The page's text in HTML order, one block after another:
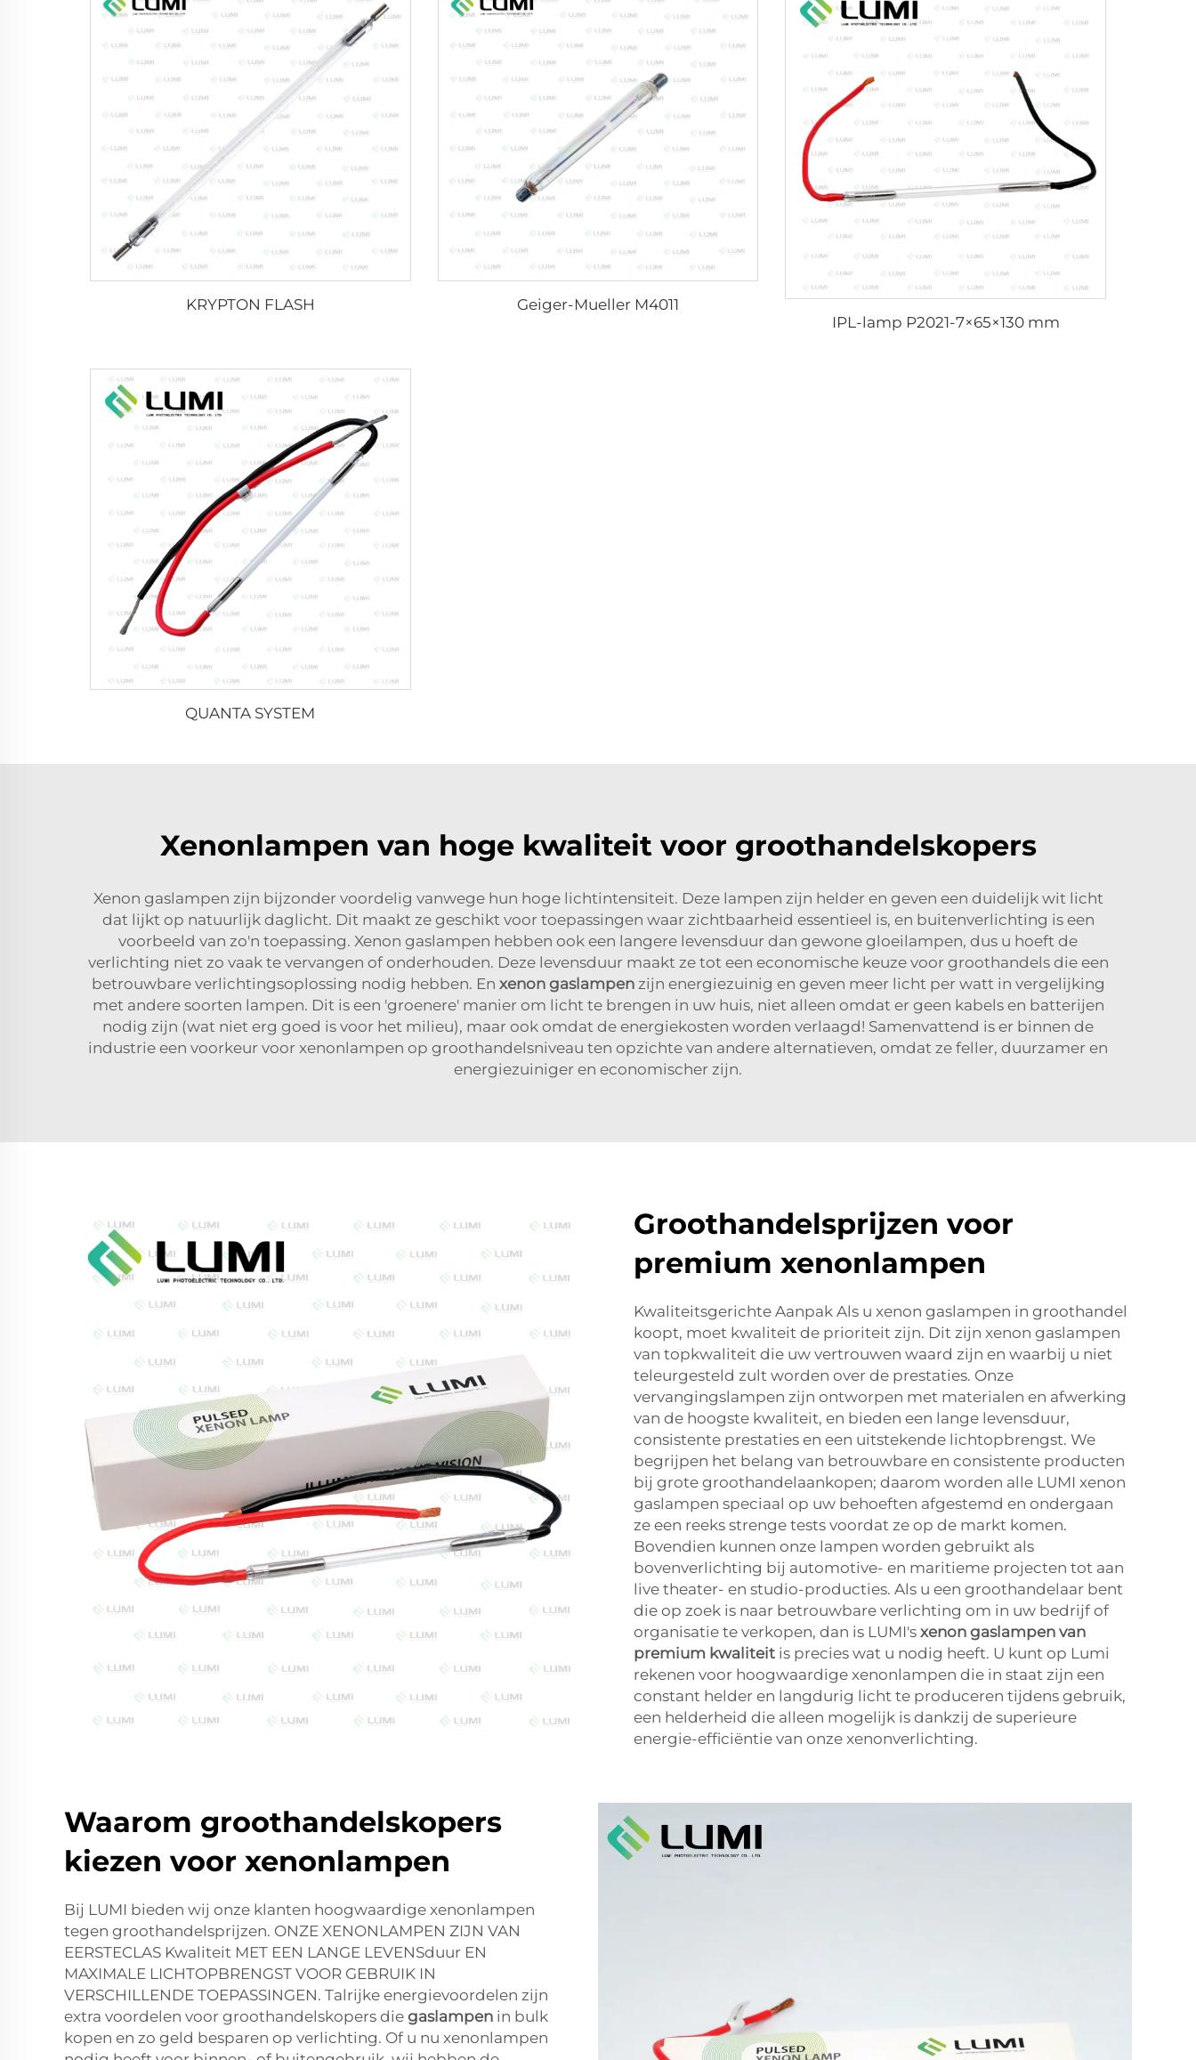
KRYPTON FLASH
Geiger-Mueller M4011
IPL-lamp P2021-7×65×130 mm
QUANTA SYSTEM
Xenonlampen van hoge kwaliteit voor groothandelskopers
Xenon gaslampen zijn bijzonder voordelig vanwege hun hoge lichtintensiteit. Deze lampen zijn helder en geven een duidelijk wit licht
dat lijkt op natuurlijk daglicht. Dit maakt ze geschikt voor toepassingen waar zichtbaarheid essentieel is, en buitenverlichting is een
voorbeeld van zo'n toepassing. Xenon gaslampen hebben ook een langere levensduur dan gewone gloeilampen, dus u hoeft de
verlichting niet zo vaak te vervangen of onderhouden. Deze levensduur maakt ze tot een economische keuze voor groothandels die een
betrouwbare verlichtingsoplossing nodig hebben. En xenon gaslampen zijn energiezuinig en geven meer licht per watt in vergelijking
met andere soorten lampen. Dit is een 'groenere' manier om licht te brengen in uw huis, niet alleen omdat er geen kabels en batterijen
nodig zijn (wat niet erg goed is voor het milieu), maar ook omdat de energiekosten worden verlaagd! Samenvattend is er binnen de
industrie een voorkeur voor xenonlampen op groothandelsniveau ten opzichte van andere alternatieven, omdat ze feller, duurzamer en
energiezuiniger en economischer zijn.
Groothandelsprijzen voor
premium xenonlampen
Kwaliteitsgerichte Aanpak Als u xenon gaslampen in groothandel
koopt, moet kwaliteit de prioriteit zijn. Dit zijn xenon gaslampen
van topkwaliteit die uw vertrouwen waard zijn en waarbij u niet
teleurgesteld zult worden over de prestaties. Onze
vervangingslampen zijn ontworpen met materialen en afwerking
van de hoogste kwaliteit, en bieden een lange levensduur,
consistente prestaties en een uitstekende lichtopbrengst. We
begrijpen het belang van betrouwbare en consistente producten
bij grote groothandelaankopen; daarom worden alle LUMI xenon
gaslampen speciaal op uw behoeften afgestemd en ondergaan
ze een reeks strenge tests voordat ze op de markt komen.
Bovendien kunnen onze lampen worden gebruikt als
bovenverlichting bij automotive- en maritieme projecten tot aan
live theater- en studio-producties. Als u een groothandelaar bent
die op zoek is naar betrouwbare verlichting om in uw bedrijf of
organisatie te verkopen, dan is LUMI's xenon gaslampen van
premium kwaliteit is precies wat u nodig heeft. U kunt op Lumi
rekenen voor hoogwaardige xenonlampen die in staat zijn een
constant helder en langdurig licht te produceren tijdens gebruik,
een helderheid die alleen mogelijk is dankzij de superieure
energie-efficiëntie van onze xenonverlichting.
Waarom groothandelskopers
kiezen voor xenonlampen
Bij LUMI bieden wij onze klanten hoogwaardige xenonlampen
tegen groothandelsprijzen. ONZE XENONLAMPEN ZIJN VAN
EERSTECLAS Kwaliteit MET EEN LANGE LEVENSduur EN
MAXIMALE LICHTOPBRENGST VOOR GEBRUIK IN
VERSCHILLENDE TOEPASSINGEN. Talrijke energievoordelen zijn
extra voordelen voor groothandelskopers die gaslampen in bulk
kopen en zo geld besparen op verlichting. Of u nu xenonlampen